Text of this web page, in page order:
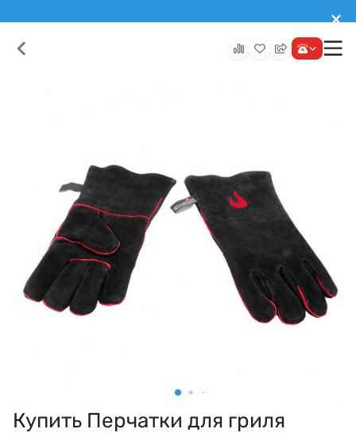
Купить Перчатки для гриля